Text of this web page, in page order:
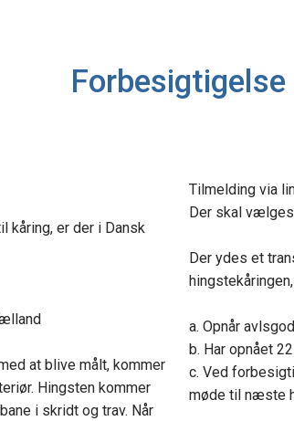
Forbesigtigelse
kåring, er der i Dansk
at blive målt, kommer
Hingsten kommer
i skridt og trav. Når
​​Tilmelding via
Der skal
Der ydes et
a. Opnår
b. Har opnået
c. Ved
møde til næste